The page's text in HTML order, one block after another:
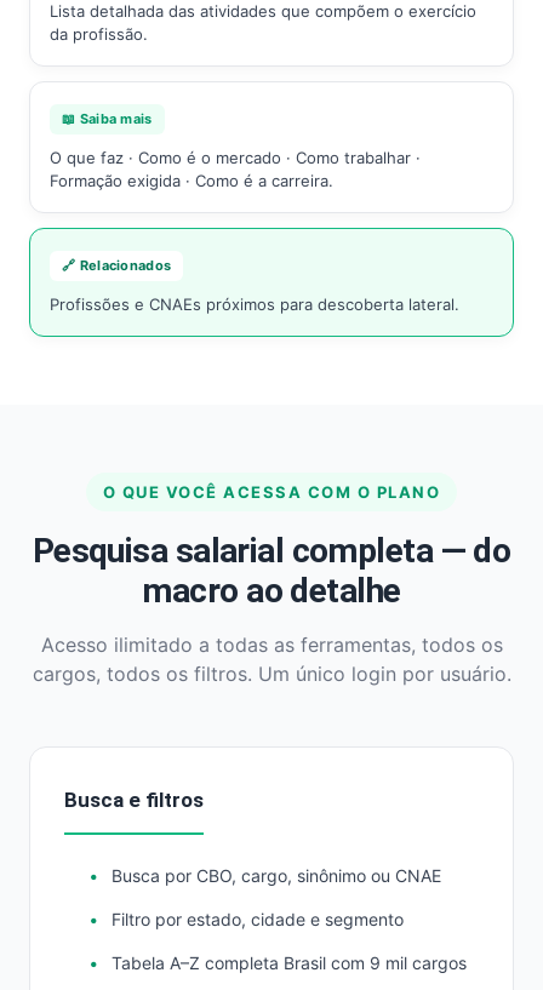
Lista detalhada das atividades que compõem o exercício
da profissão.
📖 Saiba mais
O que faz · Como é o mercado · Como trabalhar ·
Formação exigida · Como é a carreira.
🔗 Relacionados
Profissões e CNAEs próximos para descoberta lateral.
O QUE VOCÊ ACESSA COM O PLANO
Pesquisa salarial completa — do
macro ao detalhe
Acesso ilimitado a todas as ferramentas, todos os
cargos, todos os filtros. Um único login por usuário.
Busca e filtros
Busca por CBO, cargo, sinônimo ou CNAE
Filtro por estado, cidade e segmento
Tabela A–Z completa Brasil com 9 mil cargos